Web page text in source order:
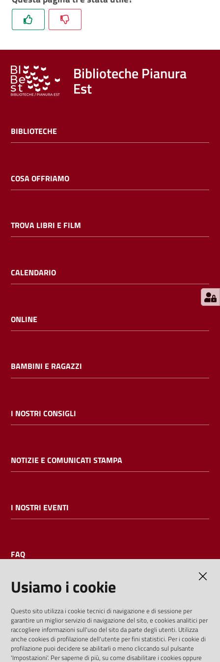
libri
Calendario
Bambini
e
E
m
i
b
Contatti
Biblioteche Pianura
Est
BIBLIOTECHE
COSA OFFRIAMO
TROVA LIBRI E FILM
CALENDARIO
ONLINE
BAMBINI E RAGAZZI
I NOSTRI CONSIGLI
NOTIZIE E COMUNICATI STAMPA
I NOSTRI EVENTI
FAQ
I dati personali pubblicati sono riutilizzabili solo alle condizioni
previste dalla direttiva comunitaria 2003/98/CE e dal d.lgs.
36/2006
Usiamo i cookie
Questo sito utilizza i cookie tecnici di navigazione e di sessione per
garantire un miglior servizio di navigazione del sito, e cookies analitici per
raccogliere informazioni sull'uso del sito da parte degli utenti. Utilizza
anche cookies di profilazione dell'utente per fini statistici. Per i cookie di
profilazione puoi decidere se abilitarli o meno cliccando sul pulsante
'Impostazioni'. Per saperne di più, su come disabilitare i cookies oppure